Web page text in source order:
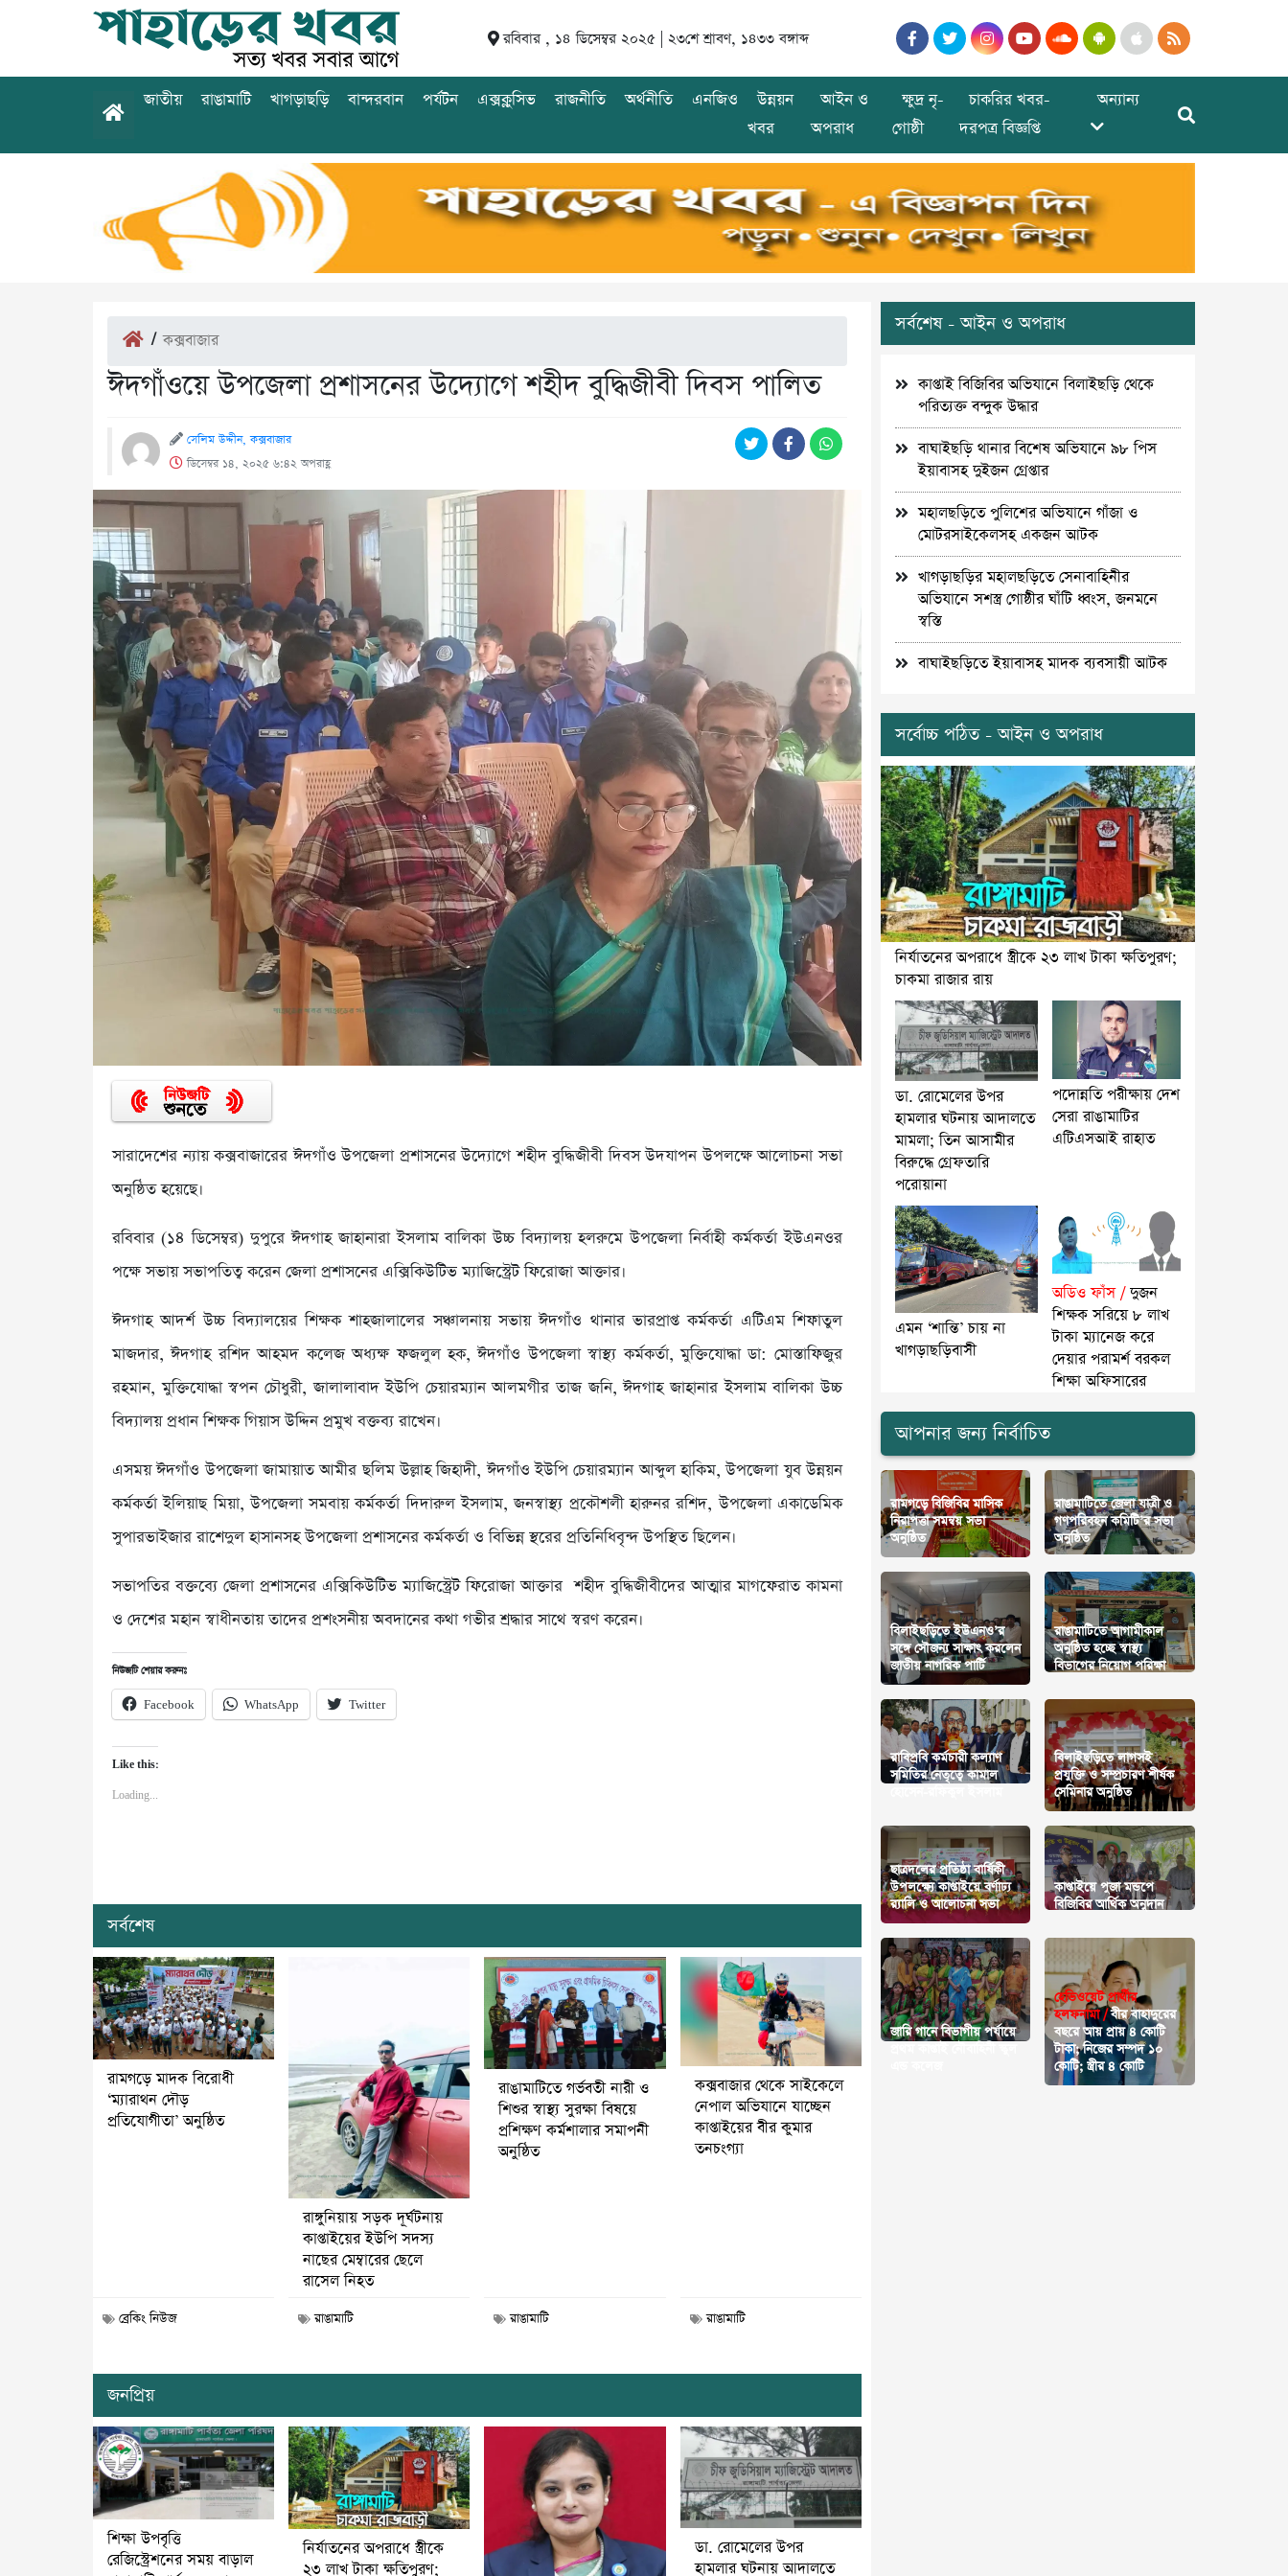
রবিবার , ১৪ ডিসেম্বর ২০২৫ | ২৩শে শ্রাবণ, ১৪৩৩ বঙ্গাব্দ
জাতীয় রাঙামাটি খাগড়াছড়ি বান্দরবান পর্যটন এক্সক্লুসিভ রাজনীতি অর্থনীতি এনজিও
উন্নয়ন
খবর
আইন ও
অপরাধ
ক্ষুদ্র নৃ-
গোষ্ঠী
চাকরির খবর-
দরপত্র বিজ্ঞপ্তি
অন্যান্য
/কক্সবাজার
ঈদগাঁওয়ে উপজেলা প্রশাসনের উদ্যোগে শহীদ বুদ্ধিজীবী দিবস পালিত
সেলিম উদ্দীন, কক্সবাজার
ডিসেম্বর ১৪, ২০২৫ ৬:৪২ অপরাহ্ণ
সারাদেশের ন্যায় কক্সবাজারের ঈদগাঁও উপজেলা প্রশাসনের উদ্যোগে শহীদ বুদ্ধিজীবী দিবস উদযাপন উপলক্ষে আলোচনা সভা
অনুষ্ঠিত হয়েছে।
রবিবার (১৪ ডিসেম্বর) দুপুরে ঈদগাহ জাহানারা ইসলাম বালিকা উচ্চ বিদ্যালয় হলরুমে উপজেলা নির্বাহী কর্মকর্তা ইউএনওর
পক্ষে সভায় সভাপতিত্ব করেন জেলা প্রশাসনের এক্সিকিউটিভ ম্যাজিস্ট্রেট ফিরোজা আক্তার।
ঈদগাহ আদর্শ উচ্চ বিদ্যালয়ের শিক্ষক শাহজালালের সঞ্চালনায় সভায় ঈদগাঁও থানার ভারপ্রাপ্ত কর্মকর্তা এটিএম শিফাতুল
মাজদার, ঈদগাহ রশিদ আহমদ কলেজ অধ্যক্ষ ফজলুল হক, ঈদগাঁও উপজেলা স্বাস্থ্য কর্মকর্তা, মুক্তিযোদ্ধা ডা: মোস্তাফিজুর
রহমান, মুক্তিযোদ্ধা স্বপন চৌধুরী, জালালাবাদ ইউপি চেয়ারম্যান আলমগীর তাজ জনি, ঈদগাহ জাহানার ইসলাম বালিকা উচ্চ
বিদ্যালয় প্রধান শিক্ষক গিয়াস উদ্দিন প্রমুখ বক্তব্য রাখেন।
এসময় ঈদগাঁও উপজেলা জামায়াত আমীর ছলিম উল্লাহ জিহাদী, ঈদগাঁও ইউপি চেয়ারম্যান আব্দুল হাকিম, উপজেলা যুব উন্নয়ন
কর্মকর্তা ইলিয়াছ মিয়া, উপজেলা সমবায় কর্মকর্তা দিদারুল ইসলাম, জনস্বাস্থ্য প্রকৌশলী হারুনর রশিদ, উপজেলা একাডেমিক
সুপারভাইজার রাশেদুল হাসানসহ উপজেলা প্রশাসনের কর্মকর্তা ও বিভিন্ন স্থরের প্রতিনিধিবৃন্দ উপস্থিত ছিলেন।
সভাপতির বক্তব্যে জেলা প্রশাসনের এক্সিকিউটিভ ম্যাজিস্ট্রেট ফিরোজা আক্তার শহীদ বুদ্ধিজীবীদের আত্মার মাগফেরাত কামনা
ও দেশের মহান স্বাধীনতায় তাদের প্রশংসনীয় অবদানের কথা গভীর শ্রদ্ধার সাথে স্বরণ করেন।
নিউজটি শেয়ার করুনঃ
Facebook WhatsApp Twitter
Like this:
Loading...
সর্বশেষ
রামগড়ে মাদক বিরোধী
‘ম্যারাথন দৌড়
প্রতিযোগীতা’ অনুষ্ঠিত
ব্রেকিং নিউজ
রাঙ্গুনিয়ায় সড়ক দূর্ঘটনায়
কাপ্তাইয়ের ইউপি সদস্য
নাছের মেম্বারের ছেলে
রাসেল নিহত
রাঙামাটি
রাঙামাটিতে গর্ভবতী নারী ও
শিশুর স্বাস্থ্য সুরক্ষা বিষয়ে
প্রশিক্ষণ কর্মশালার সমাপনী
অনুষ্ঠিত
রাঙামাটি
কক্সবাজার থেকে সাইকেলে
নেপাল অভিযানে যাচ্ছেন
কাপ্তাইয়ের বীর কুমার
তনচংগ্যা
রাঙামাটি
জনপ্রিয়
শিক্ষা উপবৃত্তি
রেজিস্ট্রেশনের সময় বাড়াল
নির্যাতনের অপরাধে স্ত্রীকে
২৩ লাখ টাকা ক্ষতিপুরণ;
ডা. রোমেলের উপর
হামলার ঘটনায় আদালতে
সর্বশেষ - আইন ও অপরাধ
কাপ্তাই বিজিবির অভিযানে বিলাইছড়ি থেকে
পরিত্যক্ত বন্দুক উদ্ধার
বাঘাইছড়ি থানার বিশেষ অভিযানে ৯৮ পিস
ইয়াবাসহ দুইজন গ্রেপ্তার
মহালছড়িতে পুলিশের অভিযানে গাঁজা ও
মোটরসাইকেলসহ একজন আটক
খাগড়াছড়ির মহালছড়িতে সেনাবাহিনীর
অভিযানে সশস্ত্র গোষ্ঠীর ঘাঁটি ধ্বংস, জনমনে
স্বস্তি
বাঘাইছড়িতে ইয়াবাসহ মাদক ব্যবসায়ী আটক
সর্বোচ্চ পঠিত - আইন ও অপরাধ
নির্যাতনের অপরাধে স্ত্রীকে ২৩ লাখ টাকা ক্ষতিপুরণ;
চাকমা রাজার রায়
ডা. রোমেলের উপর
হামলার ঘটনায় আদালতে
মামলা; তিন আসামীর
বিরুদ্ধে গ্রেফতারি
পরোয়ানা
পদোন্নতি পরীক্ষায় দেশ
সেরা রাঙামাটির
এটিএসআই রাহাত
এমন ‘শান্তি’ চায় না
খাগড়াছড়িবাসী
অডিও ফাঁস /দুজন
শিক্ষক সরিয়ে ৮ লাখ
টাকা ম্যানেজ করে
দেয়ার পরামর্শ বরকল
শিক্ষা অফিসারের
আপনার জন্য নির্বাচিত
রামগড়ে বিজিবির মাসিক
নিরাপত্তা সমন্বয় সভা
অনুষ্ঠিত
রাঙামাটিতে জেলা যাত্রী ও
গণপরিবহন কমিটি’র সভা
অনুষ্ঠিত
বিলাইছড়িতে ইউএনও’র
সঙ্গে সৌজন্য সাক্ষাৎ করলেন
জাতীয় নাগরিক পার্টি
রাঙামাটিতে আগামীকাল
অনুষ্ঠিত হচ্ছে স্বাস্থ্য
বিভাগের নিয়োগ পরিক্ষা
রাবিপ্রবি কর্মচারী কল্যাণ
সমিতির নেতৃত্বে কামাল
বিলাইছড়িতে লাগসই
প্রযুক্তি ও সম্প্রচারণ শীর্ষক
সেমিনার অনুষ্ঠিত
ছাত্রদলের প্রতিষ্ঠা বার্ষিকী
উপলক্ষ্যে কাপ্তাইয়ে বর্ণাঢ্য
র‌্যালি ও আলোচনা সভা
কাপ্তাইয়ে পুজা মন্ডপে
বিজিবির আর্থিক অনুদান
জারি গানে বিভাগীয় পর্যায়ে
হেভিওয়েট প্রার্থীর
হলফনামা /বীর বাহাদুরের
বছরে আয় প্রায় ৪ কোটি
টাকা; নিজের সম্পদ ১০
কোটি; স্ত্রীর ৪ কোটি